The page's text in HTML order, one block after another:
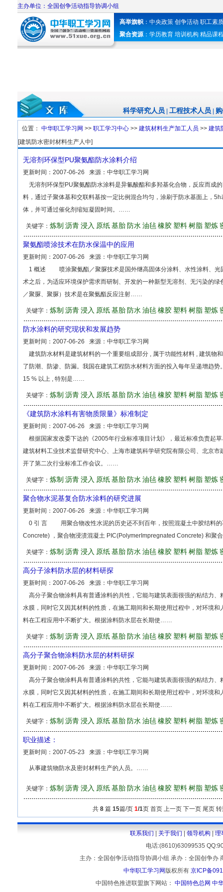
主办单位：全国创争活动指导协调小组
高举旗帜 ： 中央政策 创争活动 职工素
聚合资源： 学历教育 培训机构 精品课
科学研究人员 工程技术人员
位置： 中华职工学习网 >> 职工学习中心 >> 建筑材料生产加工人员 >> 建筑
[建筑防水密封材料生产人中]
无溶剂环保型PU聚氨酯防水涂料介绍
更新时间： 2007-06-26 来源： 中华职工学习网
无溶剂环保型PU聚氨酯防水涂料是异氰酸酯和多羟基化合物，反应而成
料，通过子聚体基和交联料基按一定比例混合均匀，涂刷于防水基面上，
体，并可通过催化剂缩短凝固时间。……
关键字： 炼制 沥青浸入 原纸基胎 防水 油毡 橡胶 塑料树脂 塑炼
聚氨酯喷涂技术在防水保温中的应用
更新时间： 2007-06-26 来源： 中华职工学习网
1 概述 喷涂聚氨酯／聚脲技术是国外继高固体分涂料、水性涂料、光
术之后，为适应环境保护需求而研制、开发的一种新型无溶剂、无污染的
／聚脲、聚脲）技术是在聚氨酯反应注射……
关键字： 炼制 沥青浸入 原纸基胎 防水 油毡 橡胶 塑料树脂 塑炼
防水涂料的研究现状和发展趋势
更新时间： 2007-06-26 来源： 中华职工学习网
建筑防水材料是建筑材料的一个重要组成部分 , 属于功能性材料 , 建筑物
了防潮、防渗、防漏。我国在建筑工程防水材料方面的投入每年呈递增趋
15 % 以上 , 特别是……
关键字： 炼制 沥青浸入 原纸基胎 防水 油毡 橡胶 塑料树脂 塑炼
《建筑防水涂料有害物质限量》标准制定
更新时间： 2007-06-26 来源： 中华职工学习网
根据国家发改委下达的《2005年行业标准项目计划》，最近标准负责起
建筑材料工业技术监督研究中心、上海市建筑科学研究院有限公司、北京
开了第二次行业标准工作会议。……
关键字： 炼制 沥青浸入 原纸基胎 防水 油毡 橡胶 塑料树脂 塑炼
聚合物水泥基复合防水涂料的研究进展
更新时间： 2007-06-26 来源： 中华职工学习网
0 引 言 用聚合物改性水泥的历史还不到百年，按照混凝土中胶结料的
Concrete) ，聚合物浸渍混凝土 PIC(PolymerImpregnated Concrete) 和聚
关键字： 炼制 沥青浸入 原纸基胎 防水 油毡 橡胶 塑料树脂 塑炼
高分子涂料防水层的材料研探
更新时间： 2007-06-26 来源： 中华职工学习网
高分子聚合物涂料具有普通涂料的共性，它能与建筑表面很强的粘结力
水膜，同时它又因其材料的性质，在施工期间和长期使用过程中，对环境
料在工程应用中不断扩大。根据涂料防水层在长期使……
关键字： 炼制 沥青浸入 原纸基胎 防水 油毡 橡胶 塑料树脂 塑炼
高分子聚合物涂料防水层的材料研探
更新时间： 2007-06-26 来源： 中华职工学习网
高分子聚合物涂料具有普通涂料的共性，它能与建筑表面很强的粘结力
水膜，同时它又因其材料的性质，在施工期间和长期使用过程中，对环境
料在工程应用中不断扩大。根据涂料防水层在长期使……
关键字： 炼制 沥青浸入 原纸基胎 防水 油毡 橡胶 塑料树脂 塑炼
职业描述：
更新时间： 2007-05-23 来源： 中华职工学习网
从事建筑物防水及密封材料生产的人员。……
关键字： 炼制 沥青浸入 原纸基胎 防水 油毡 橡胶 塑料树脂 塑炼
共 8 篇 15篇/页 1/1页 首页 上一页 下一页 尾页
联系我们 关于我们 领导机构
理
电话:(8610)63099535
主办：全国创争活动指导协调小组 承办：全国创争
中华职工学习网 版权所有 京ICP备
中国特色推进联盟旗下网站： 中国特色总网 中